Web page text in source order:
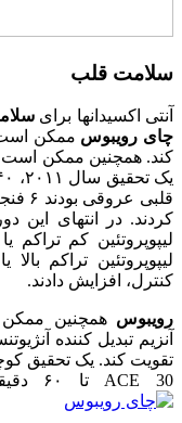
سلامت قلب
آنتی اکسیدانها برای
چای رویبوس ممکن
کند. همچنین ممکن است
کردند. در انتهای این
لیپوپروتئین کم
لیپوپروتئین تراکم
کنترل، افزایش دادند.
رویبوس همچنین
تقویت کند. یک تحقیق
ACE 30 تا ۶۰ دقیقه پس از مصرف، ممانعت می‌کند.